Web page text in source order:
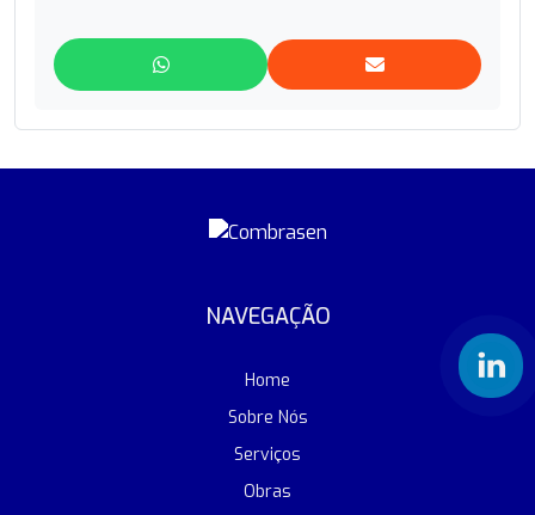
Segurança
NAVEGAÇÃO
Home
Sobre Nós
Serviços
Obras